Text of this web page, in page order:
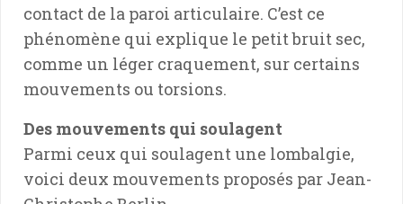
contact de la paroi articulaire. C’est ce
phénomène qui explique le petit bruit sec,
comme un léger craquement, sur certains
mouvements ou torsions.
Des mouvements qui soulagent
Parmi ceux qui soulagent une lombalgie,
voici deux mouvements proposés par Jean-